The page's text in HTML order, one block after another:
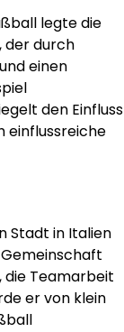
legte die
der durch
einen
den Einfluss
einflussreiche
Stadt in Italien
die Teamarbeit
er von klein